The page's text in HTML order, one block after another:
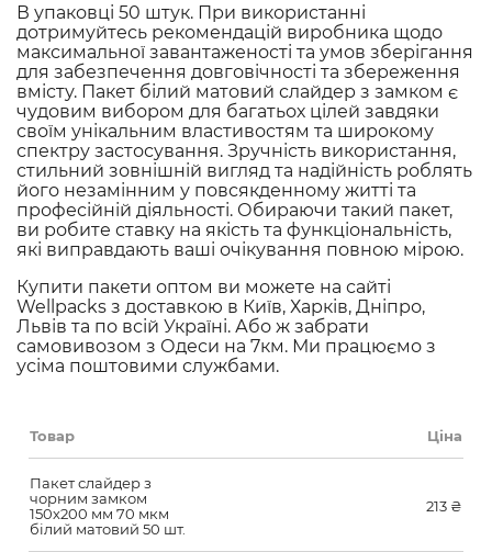
В упаковці 50 штук. При використанні
дотримуйтесь рекомендацій виробника щодо
максимальної завантаженості та умов зберігання
для забезпечення довговічності та збереження
вмісту. Пакет білий матовий слайдер з замком є
чудовим вибором для багатьох цілей завдяки
своїм унікальним властивостям та широкому
спектру застосування. Зручність використання,
стильний зовнішній вигляд та надійність роблять
його незамінним у повсякденному житті та
професійній діяльності. Обираючи такий пакет,
ви робите ставку на якість та функціональність,
які виправдають ваші очікування повною мірою.
Купити пакети оптом ви можете на сайті
Wellpacks з доставкою в Київ, Харків, Дніпро,
Львів та по всій Україні. Або ж забрати
самовивозом з Одеси на 7км. Ми працюємо з
усіма поштовими службами.
Товар Ціна
Пакет слайдер з
чорним замком
150х200 мм 70 мкм
білий матовий 50 шт.
213 ₴